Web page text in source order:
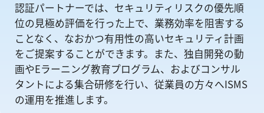
認証パートナーでは、セキュリティリスクの優先順
位の⾒極め評価を⾏った上で、業務効率を阻害する
ことなく、なおかつ有⽤性の⾼いセキュリティ計画
をご提案することができます。また、独自開発の動
画やEラーニング教育プログラム、およびコンサル
タントによる集合研修を⾏い、従業員の方々へISMS
の運⽤を推進します。